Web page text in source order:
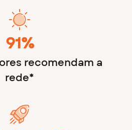
91%
recomendam a
rede*